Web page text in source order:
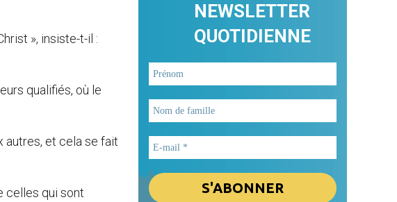
», insiste-t-il :
qualifiés, où le
autres, et cela se fait
celles qui sont
NEWSLETTER
QUOTIDIENNE